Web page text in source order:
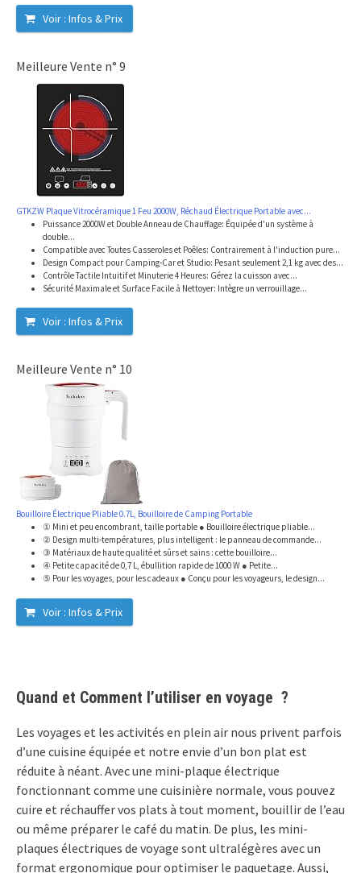
Voir : Infos & Prix
Meilleure Vente n° 9
GTKZW Plaque Vitrocéramique 1 Feu 2000W, Réchaud Électrique Portable avec...
Puissance 2000W et Double Anneau de Chauffage: Équipée d'un système à
double...
Compatible avec Toutes Casseroles et Poêles: Contrairement à l'induction pure...
Design Compact pour Camping-Car et Studio: Pesant seulement 2,1 kg avec des...
Contrôle Tactile Intuitif et Minuterie 4 Heures: Gérez la cuisson avec...
Sécurité Maximale et Surface Facile à Nettoyer: Intègre un verrouillage...
Voir : Infos & Prix
Meilleure Vente n° 10
Bouilloire Électrique Pliable 0.7L, Bouilloire de Camping Portable
① Mini et peu encombrant, taille portable ● Bouilloire électrique pliable...
② Design multi-températures, plus intelligent : le panneau de commande...
③ Matériaux de haute qualité et sûrs et sains : cette bouilloire...
④ Petite capacité de 0,7 L, ébullition rapide de 1000 W ● Petite...
⑤ Pour les voyages, pour les cadeaux ● Conçu pour les voyageurs, le design...
Voir : Infos & Prix
Quand et Comment l’utiliser en voyage ?
Les voyages et les activités en plein air nous privent parfois
d’une cuisine équipée et notre envie d’un bon plat est
réduite à néant. Avec une mini-plaque électrique
fonctionnant comme une cuisinière normale, vous pouvez
cuire et réchauffer vos plats à tout moment, bouillir de l’eau
ou même préparer le café du matin. De plus, les mini-
plaques électriques de voyage sont ultralégères avec un
format ergonomique pour optimiser le paquetage. Aussi,